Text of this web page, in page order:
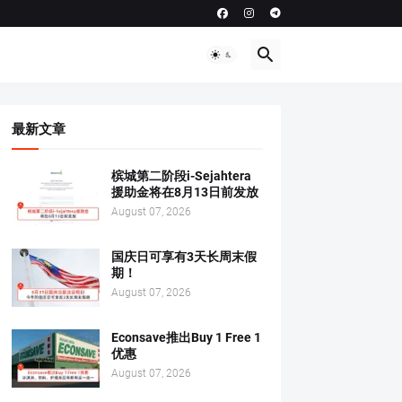
最新文章
槟城第二阶段i-Sejahtera
援助金将在8月13日前发放
August 07, 2026
国庆日可享有3天长周末假
期！
August 07, 2026
Econsave推出Buy 1 Free 1
优惠
August 07, 2026